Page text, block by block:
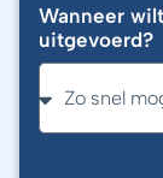
Wanneer
uitgevoerd?